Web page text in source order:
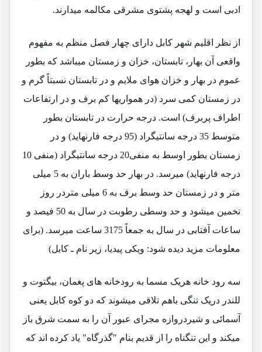
ادبی است و لهجه پشتوی مشرقی مکالمه میدارند.
از نظر اقلیم شهر کابل دارای چهار فصل منظم به مفهوم
واقعی آن بهار، تابستان، خزان و زمستان میباشد که بطور
عموم در بهار و خزان هوای ملایم و در تابستان نسبتاً گرم و
در زمستان کمی سرد (در همواریها کم برف و در ارتفاعات
اطراف پربرف) است. درجه حرارت در تابستان بطور
متوسط 35 درجه سانتیگراد (95 درجه فارنهاید) و در
زمستان بطور اوسط به منفی20 درجه سانتیگراد (منفی 10
درجه فارنهاید) میرسد. در بهار حد وسط باران به 5 میلی
متر و در زمستان حد وسط برف به 6 میلی متردر روز
تخمین میشود و حد وسطی رطوبت در سال به 50 فیصد و
ساعات آفتابی در سال به جمعاً 3175 ساعت میرسد. (برای
معلومات مزید دیده شود: ویکی پیدیا، زیر نام ـ کابل)
سه رود خانه هریک مسما به رودخانه های پغمان، بیگتوت و
للندر دریک تنگی باهم تلاقی میشوند که دو کوه کابل یعنی
آسمائی و شیردروازه مجرای عبور آن را به سمت شرق باز
میکند و این تنگناه را از قدیم بنام "گذرگاه" یاد کرده اند که